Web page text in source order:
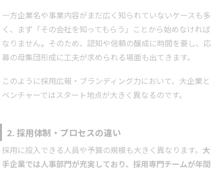
一方企業名や事業内容がまだ広く知られていないケースも多
く、まず「その会社を知ってもらう」ことから始めなければ
なりません。 そのため、認知や信頼の醸成に時間を要し、応
募の母集団形成に工夫が求められる場面も出てきます。
このように採用広報・ブランディング力において、大企業と
ベンチャーではスタート地点が大きく異なるのです。
2. 採用体制・プロセスの違い
採用に投入できる人員や予算の規模も大きく異なります。 大
手企業では人事部門が充実しており、採用専門チームが年間